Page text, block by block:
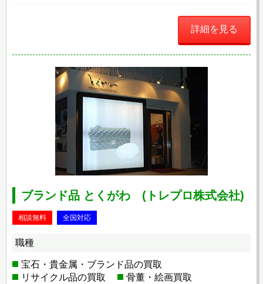
詳細を見る
ブランド品 とくがわ (トレプロ株式会社)
相談無料 全国対応
職種
宝石・貴金属・ブランド品の買取
リサイクル品の買取
骨董・絵画買取